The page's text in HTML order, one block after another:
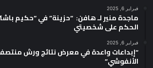
فبراير 6, 2025
ماجدة منير لـ هافن: “حزينة” في “حكيم
الحكم على شخصيتي
فبراير 6, 2025
“إبداعات واعدة في معرض نتائج ورش
الأنفوشي”